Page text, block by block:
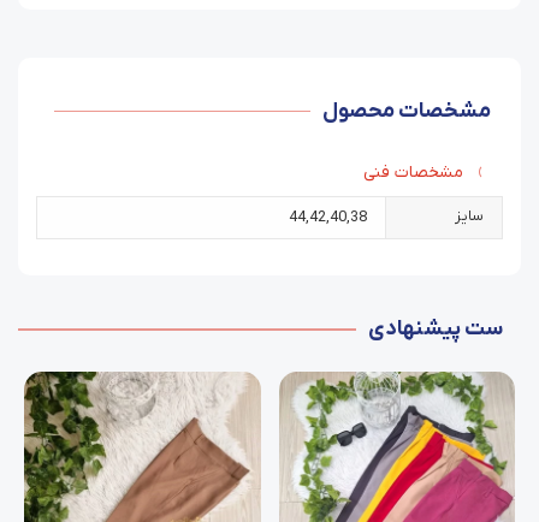
مشخصات محصول
مشخصات فنی
سایز 38
,
40
,
42
,
44
ست پیشنهادی